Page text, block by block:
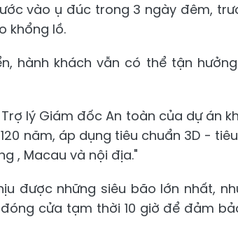
vào ụ đúc trong 3 ngày đêm,
khổng lồ.
hành khách vẫn có thể tận
lý Giám đốc An toàn của dự án
năm, áp dụng tiêu chuẩn 3D -
, Macau và nội địa."
được những siêu bão lớn nhất,
cửa tạm thời 10 giờ để đảm